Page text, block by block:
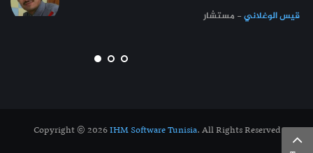
قيس الوغلاني- مستشار
Copyright © 2026IHM Software Tunisia. All Rights Reserved